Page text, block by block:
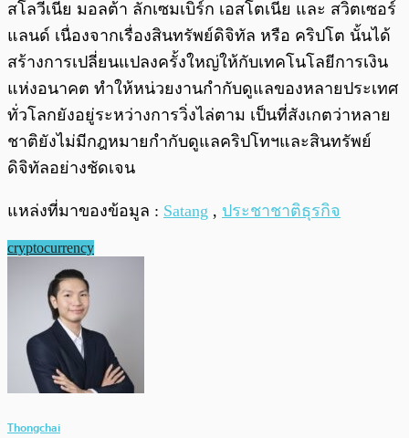
สโลวีเนีย มอลต้า ลักเซมเบิร์ก เอสโตเนีย และ สวิตเซอร์
แลนด์ เนื่องจากเรื่องสินทรัพย์ดิจิทัล หรือ คริปโต นั้นได้
สร้างการเปลี่ยนแปลงครั้งใหญ่ให้กับเทคโนโลยีการเงิน
แห่งอนาคต ทำให้หน่วยงานกำกับดูแลของหลายประเทศ
ทั่วโลกยังอยู่ระหว่างการวิ่งไล่ตาม เป็นที่สังเกตว่าหลาย
ชาติยังไม่มีกฎหมายกำกับดูแลคริปโทฯและสินทรัพย์
ดิจิทัลอย่างชัดเจน
แหล่งที่มาของข้อมูล : Satang , ประชาชาติธุรกิจ
cryptocurrency
Thongchai